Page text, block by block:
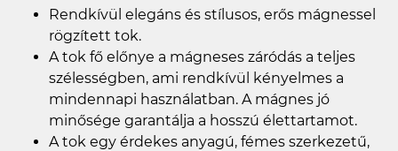
Rendkívül elegáns és stílusos, erős mágnessel
rögzített tok.
A tok fő előnye a mágneses záródás a teljes
szélességben, ami rendkívül kényelmes a
mindennapi használatban. A mágnes jó
minősége garantálja a hosszú élettartamot.
A tok egy érdekes anyagú, fémes szerkezetű,